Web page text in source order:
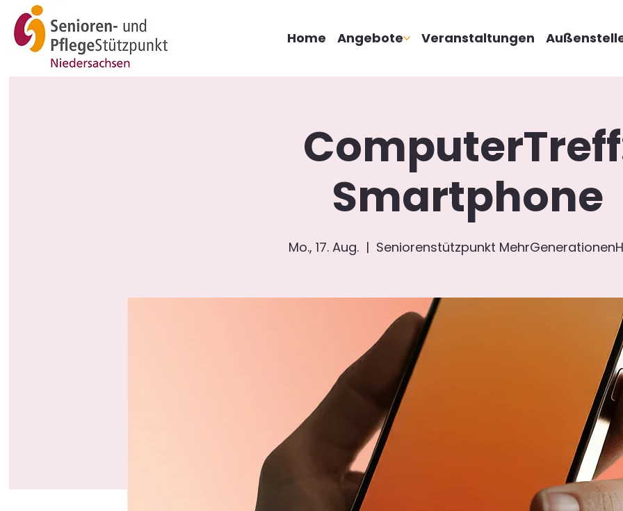
Home Angebote Veranstaltungen
Smartphone
Mo., 17. Aug.
  |
Seniorenstützpunkt